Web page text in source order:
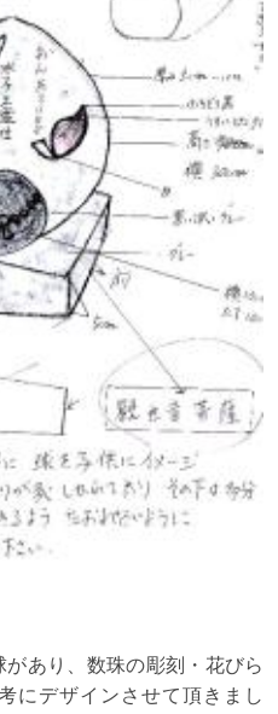
あり、数珠の彫刻・花びら
にデザインさせて頂きまし